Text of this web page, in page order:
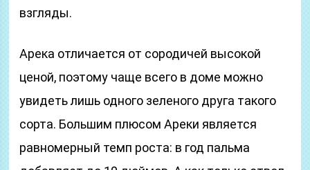
взгляды.
Арека отличается от сородичей высокой
ценой, поэтому чаще всего в доме можно
увидеть лишь одного зеленого друга такого
сорта. Большим плюсом Ареки является
равномерный темп роста: в год пальма